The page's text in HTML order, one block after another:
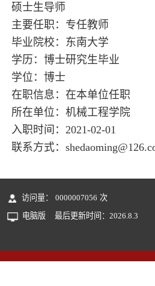
硕士生导师
主要任职：专任教师
毕业院校：东南大学
学历：博士研究生毕业
学位：博士
在职信息：在本单位任职
所在单位：机械工程学院
入职时间：2021-02-01
联系方式：
访问量： 0000007056 次
电脑版
最后更新时间： 2026.8.3